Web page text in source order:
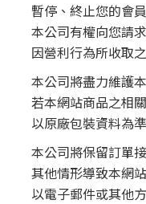
暫停、終止您的會
本公司有權向您請
因營利行為所收取
本公司將盡力維護
若本網站商品之相
以原廠包裝資料為
本公司將保留訂單
其他情形導致本網
以電子郵件或其他